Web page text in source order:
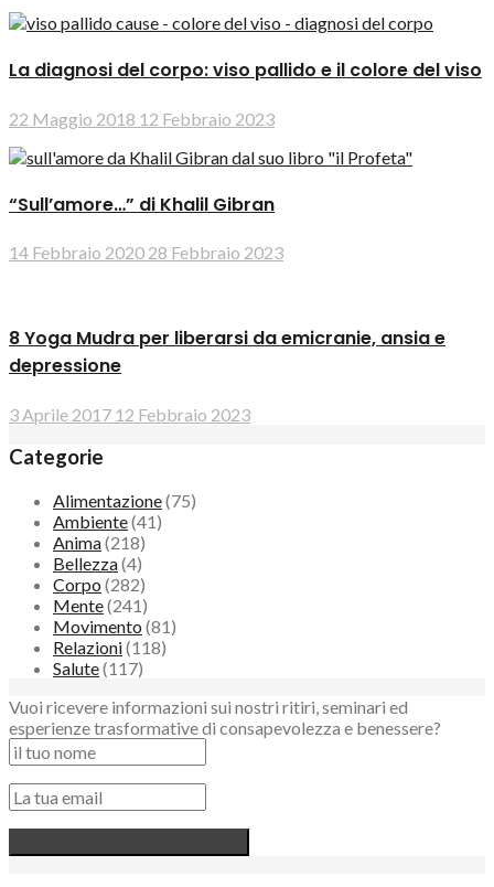
La diagnosi del corpo: viso pallido e il colore del viso
22 Maggio 2018 12 Febbraio 2023
“Sull’amore…” di Khalil Gibran
14 Febbraio 2020 28 Febbraio 2023
8 Yoga Mudra per liberarsi da emicranie, ansia e
depressione
3 Aprile 2017 12 Febbraio 2023
Categorie
Alimentazione(75)
Ambiente(41)
Anima(218)
Bellezza(4)
Corpo (282)
Mente(241)
Movimento (81)
Relazioni(118)
Salute(117)
Vuoi ricevere informazioni sui nostri ritiri, seminari ed
esperienze trasformative di consapevolezza e benessere?